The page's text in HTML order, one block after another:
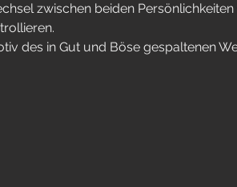
zwischen beiden
des in Gut und Böse gespaltenen